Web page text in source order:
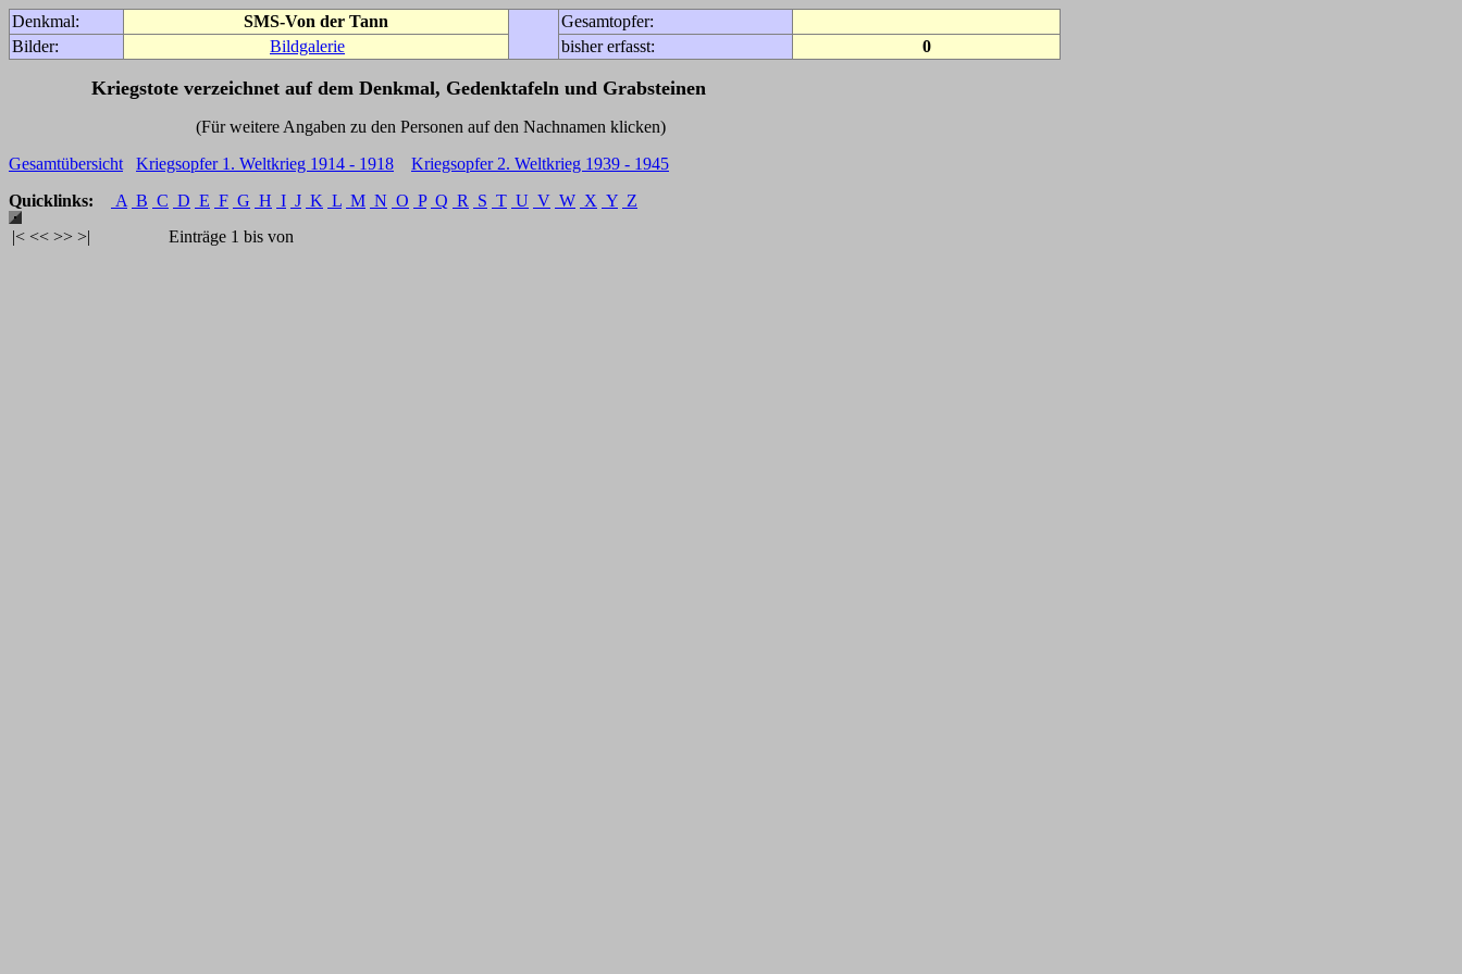
Denkmal: SMS-Von der Tann
Gesamtopfer:
Bilder:
Bildgalerie bisher erfasst: 0
Kriegstote verzeichnet auf dem Denkmal, Gedenktafeln und Grabsteinen
(Für weitere Angaben zu den Personen auf den Nachnamen klicken)
Gesamtübersicht
Kriegsopfer 1. Weltkrieg 1914 - 1918
Kriegsopfer 2. Weltkrieg 1939 - 1945
Quicklinks:
A B C D E F G H I J K L M N O P Q R S T U V W X Y Z
|< << >> >| Einträge 1 bis von